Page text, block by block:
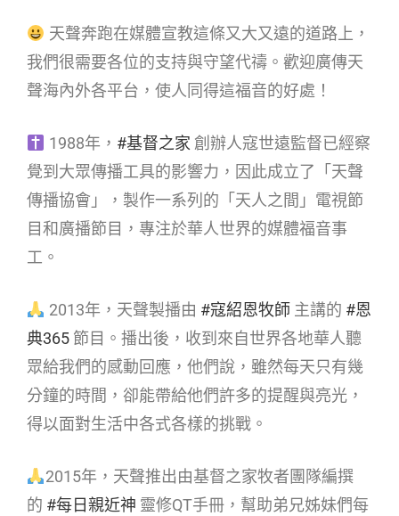
天聲奔跑在媒體宣教這條又大又遠的道路上，
我們很需要各位的支持與守望代禱。歡迎廣傳天
聲海內外各平台，使人同得這福音的好處！
1988年， #基督之家 創辦人寇世遠監督已經察
覺到大眾傳播工具的影響力，因此成立了「天聲
傳播協會」，製作一系列的「天人之間」電視節
目和廣播節目，專注於華人世界的媒體福音事
工。
2013年，天聲製播由 #寇紹恩牧師 主講的 #恩
典365 節目。播出後，收到來自世界各地華人聽
眾給我們的感動回應，他們說，雖然每天只有幾
分鐘的時間，卻能帶給他們許多的提醒與亮光，
得以面對生活中各式各樣的挑戰。
2015年，天聲推出由基督之家牧者團隊編撰
的 #每日親近神 靈修QT手冊，幫助弟兄姊妹們每